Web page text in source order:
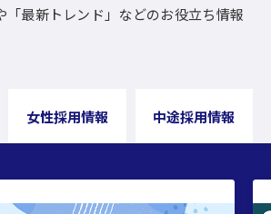
「最新トレンド」などのお役立ち情報
女性採用情報 中途採用情報